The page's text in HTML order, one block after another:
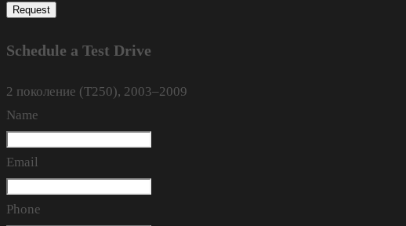
Request
Schedule a Test Drive
2 поколение (T250), 2003–2009
Name
Email
Phone